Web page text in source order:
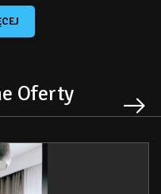
pokój posiada własną
tym samym piętrze masz
kuchni. Czekają tam na
i patelni. Przy stole ze
posiłek lub wypić kawę.
sobie naczynia – dbajmy o
Oferty